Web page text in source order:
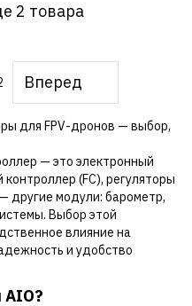
2 товара
Вперед
для FPV-дронов — выбор,
— это электронный
(FC), регуляторы
другие модули: барометр,
Выбор этой
влияние на
и удобство
AIO?